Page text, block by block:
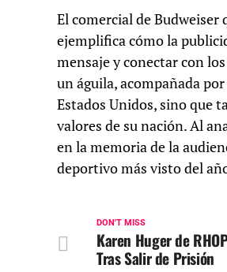
El comercial de Budweiser
ejemplifica cómo la
mensaje y conectar con
un águila, acompañada
Estados Unidos, sino que
valores de su nación. Al
en la memoria de la
deportivo más visto del
DON'T MISS
Karen Huger de
Tras Salir de Prisión